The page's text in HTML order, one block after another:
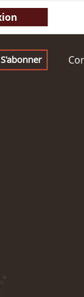
S'abonner